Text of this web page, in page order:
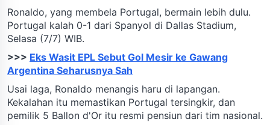
Ronaldo, yang membela Portugal, bermain lebih dulu.
Portugal kalah 0-1 dari Spanyol di Dallas Stadium,
Selasa (7/7) WIB.
>>> Eks Wasit EPL Sebut Gol Mesir ke Gawang
Argentina Seharusnya Sah
Usai laga, Ronaldo menangis haru di lapangan.
Kekalahan itu memastikan Portugal tersingkir, dan
pemilik 5 Ballon d'Or itu resmi pensiun dari tim nasional.